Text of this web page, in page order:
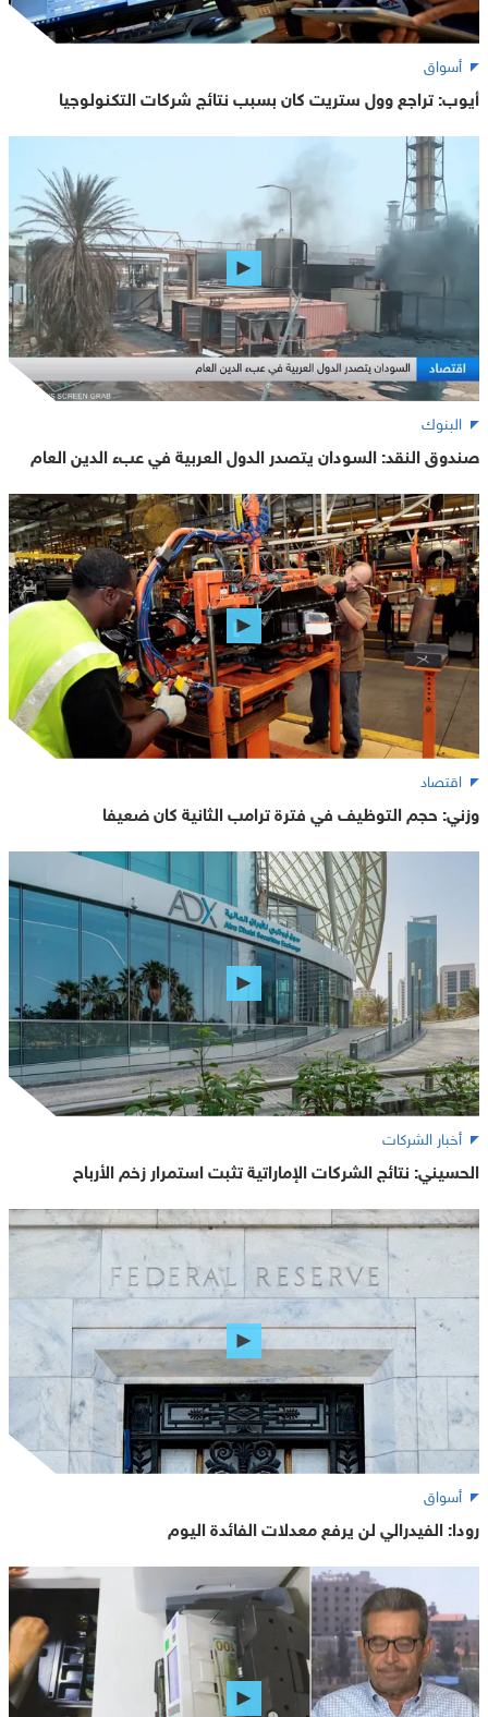
أسواق
أيوب: تراجع وول ستريت كان بسبب نتائج شركات التكنولوجيا
البنوك
صندوق النقد: السودان يتصدر الدول العربية في عبء الدين العام
اقتصاد
وزني: حجم التوظيف في فترة ترامب الثانية كان ضعيفا
أخبار الشركات
الحسيني: نتائج الشركات الإماراتية تثبت استمرار زخم الأرباح
أسواق
رودا: الفيدرالي لن يرفع معدلات الفائدة اليوم